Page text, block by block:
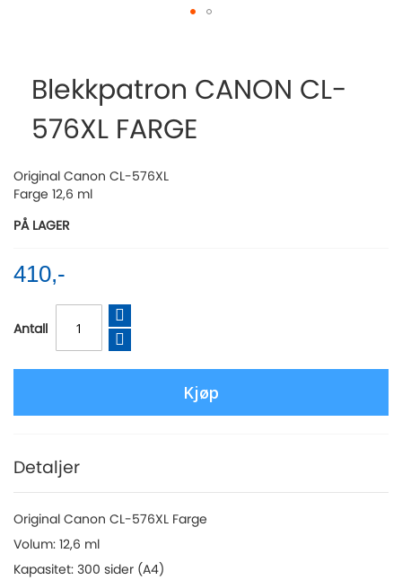
beginning
images
Blekkpatron CANON CL-
576XL FARGE
Original Canon CL-576XL
Farge 12,6 ml
PÅ LAGER
410,-
Antall
Kjøp
Detaljer
Original Canon CL-576XL Farge
Volum: 12,6 ml
Kapasitet: 300 sider (A4)